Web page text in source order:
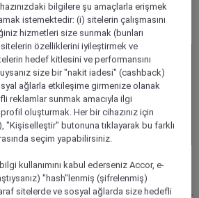
+Çocuk ekle
bilgilere şu amaçlarla erişmek
istemektedir: (i) sitelerin çalışmasını
hizmetleri size sunmak (bunları
özelliklerini iyileştirmek ve
hedef kitlesini ve performansını
size bir "nakit iadesi" (cashback)
ağlarla etkileşime girmenize olanak
reklamlar sunmak amacıyla ilgi
oluşturmak. Her bir cihazınız için
"Kişiselleştir" butonuna tıklayarak bu farklı
seçim yapabilirsiniz.
kullanımını kabul ederseniz Accor, e-
"hash"lenmiş (şifrelenmiş)
sitelerde ve sosyal ağlarda size hedefli